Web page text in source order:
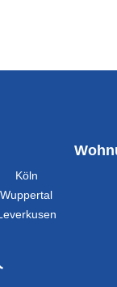
Köln
Wuppertal